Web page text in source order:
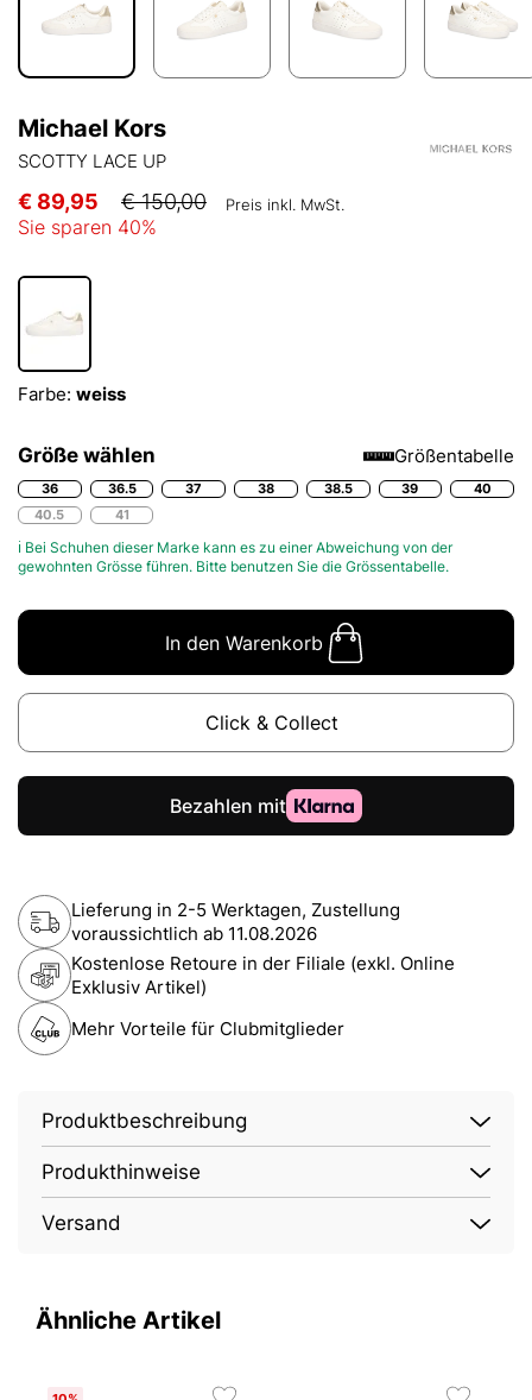
Michael Kors
SCOTTY LACE UP
€ 89,95 € 150,00 Preis inkl. MwSt.
Sie sparen 40%
Farbe: weiss
Größe wählen Größentabelle
36 36.5 37 38 38.5 39
40
40.5
41
ℹ Bei Schuhen dieser Marke kann es zu einer Abweichung von der
gewohnten Grösse führen. Bitte benutzen Sie die Grössentabelle.
In den Warenkorb
Click & Collect
Lieferung in 2-5 Werktagen, Zustellung
voraussichtlich ab 11.08.2026
Kostenlose Retoure in der Filiale (exkl. Online
Exklusiv Artikel)
Mehr Vorteile für Clubmitglieder
Produktbeschreibung
Produkthinweise
Versand
Ähnliche Artikel